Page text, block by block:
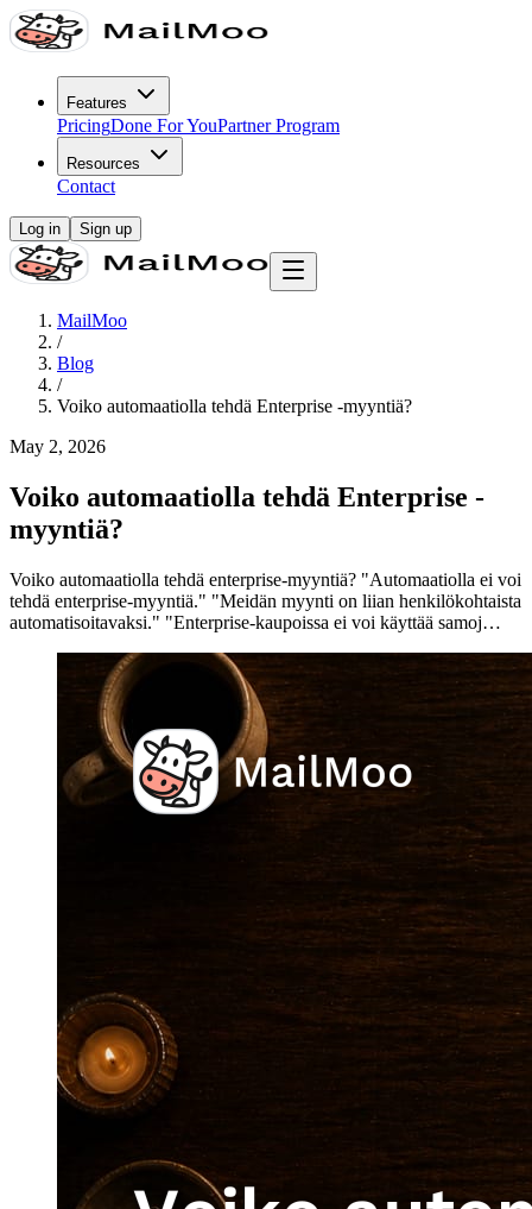
Features
PricingDone For YouPartner Program
Resources
Contact
Log in Sign up
MailMoo
/
Blog
/
Voiko automaatiolla tehdä Enterprise -myyntiä?
May 2, 2026
Voiko automaatiolla tehdä Enterprise -
myyntiä?
Voiko automaatiolla tehdä enterprise-myyntiä? "Automaatiolla ei voi
tehdä enterprise-myyntiä." "Meidän myynti on liian henkilökohtaista
automatisoitavaksi." "Enterprise-kaupoissa ei voi käyttää samoj…